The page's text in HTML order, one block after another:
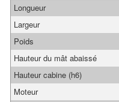
Longueur
Largeur
Poids
Hauteur du mât abaissé
Hauteur cabine (h6)
Moteur